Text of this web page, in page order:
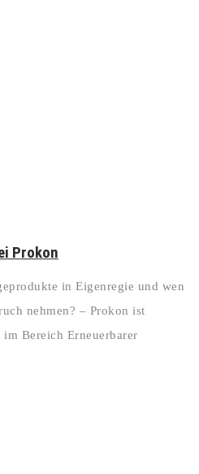
Prokon
in Eigenregie und wen
nehmen? – Prokon ist
Bereich Erneuerbarer